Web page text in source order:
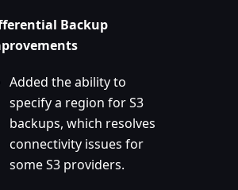
Backup
Added the ability to
specify a region for S3
backups, which resolves
connectivity issues for
some S3 providers.